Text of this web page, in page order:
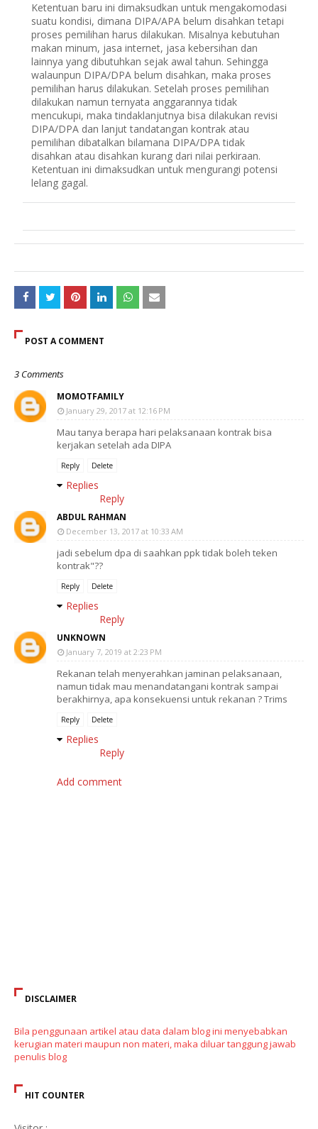
Ketentuan baru ini dimaksudkan untuk mengakomodasi
suatu kondisi, dimana DIPA/APA belum disahkan tetapi
proses pemilihan harus dilakukan. Misalnya kebutuhan
makan minum, jasa internet, jasa kebersihan dan
lainnya yang dibutuhkan sejak awal tahun. Sehingga
walaunpun DIPA/DPA belum disahkan, maka proses
pemilihan harus dilakukan. Setelah proses pemilihan
dilakukan namun ternyata anggarannya tidak
mencukupi, maka tindaklanjutnya bisa dilakukan revisi
DIPA/DPA dan lanjut tandatangan kontrak atau
pemilihan dibatalkan bilamana DIPA/DPA tidak
disahkan atau disahkan kurang dari nilai perkiraan.
Ketentuan ini dimaksudkan untuk mengurangi potensi
lelang gagal.
POST A COMMENT
3 Comments
MOMOTFAMILY
January 29, 2017 at 12:16 PM
Mau tanya berapa hari pelaksanaan kontrak bisa
kerjakan setelah ada DIPA
Reply Delete
Replies
Reply
ABDUL RAHMAN
December 13, 2017 at 10:33 AM
jadi sebelum dpa di saahkan ppk tidak boleh teken
kontrak"??
Reply Delete
Replies
Reply
UNKNOWN
January 7, 2019 at 2:23 PM
Rekanan telah menyerahkan jaminan pelaksanaan,
namun tidak mau menandatangani kontrak sampai
berakhirnya, apa konsekuensi untuk rekanan ? Trims
Reply Delete
Replies
Reply
Add comment
DISCLAIMER
Bila penggunaan artikel atau data dalam blog ini menyebabkan
kerugian materi maupun non materi, maka diluar tanggung jawab
penulis blog
HIT COUNTER